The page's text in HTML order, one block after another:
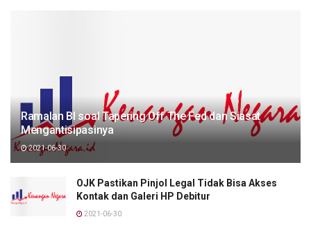
Ramalan BI soal Tapering Off The Fed dan Siasat
Mengantisipasinya
2021-06-30
OJK Pastikan Pinjol Legal Tidak Bisa Akses
Kontak dan Galeri HP Debitur
2021-06-30